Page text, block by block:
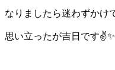
なりましたら迷わずかけ
思い立ったが吉日です✌✨